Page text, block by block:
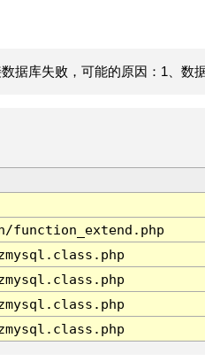
据库失败，可能的原因：1、数
function_extend.php